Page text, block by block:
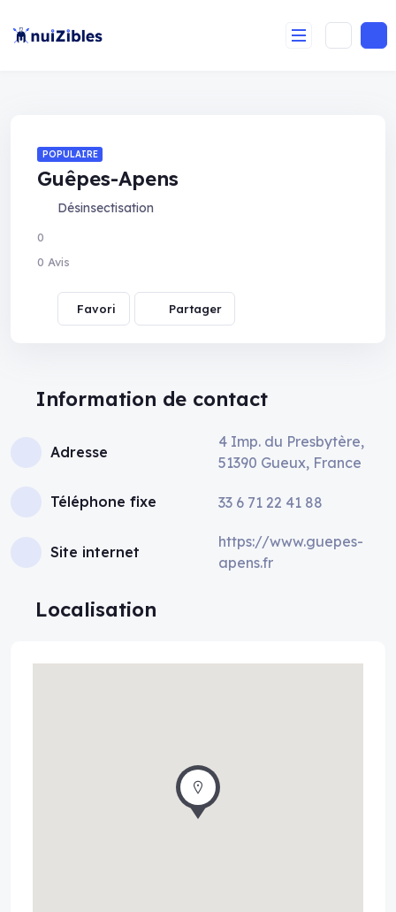
Guêpes-Apens
POPULAIRE
Désinsectisation
0
0 Avis
Partager
Information de contact
Adresse
4 Imp. du Presbytère,
51390 Gueux, France
Téléphone fixe 33 6 71 22 41 88
Site internet
https://www.guepes-
apens.fr
Localisation